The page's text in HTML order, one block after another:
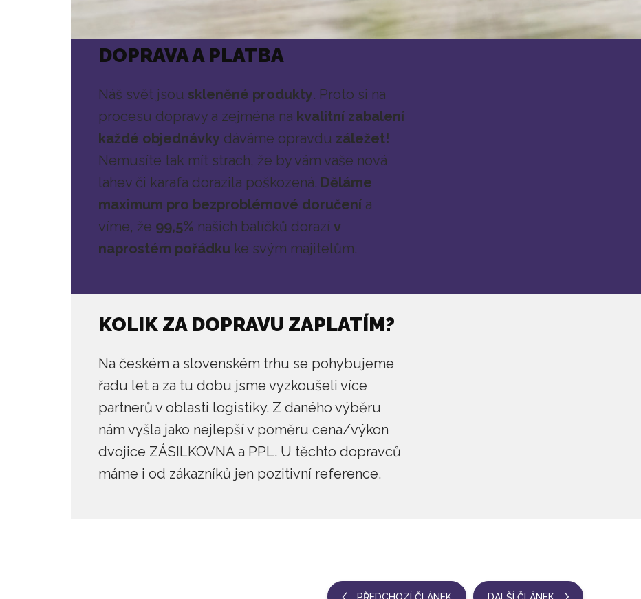
DOPRAVA A PLATBA
Náš svět jsou skleněné produkty. Proto si na
procesu dopravy a zejména na kvalitní zabalení
každé objednávky dáváme opravdu záležet!
Nemusíte tak mít strach, že by vám vaše nová
lahev či karafa dorazila poškozená. Děláme
maximum pro bezproblémové doručení a
víme, že 99,5% našich balíčků dorazí v
naprostém pořádku ke svým majitelům.
KOLIK ZA DOPRAVU ZAPLATÍM?
Na českém a slovenském trhu se pohybujeme
řadu let a za tu dobu jsme vyzkoušeli více
partnerů v oblasti logistiky. Z daného výběru
nám vyšla jako nejlepší v poměru cena/výkon
dvojice ZÁSILKOVNA a PPL. U těchto dopravců
máme i od zákazníků jen pozitivní reference.
PŘEDCHOZÍ ČLÁNEK DALŠÍ ČLÁNEK